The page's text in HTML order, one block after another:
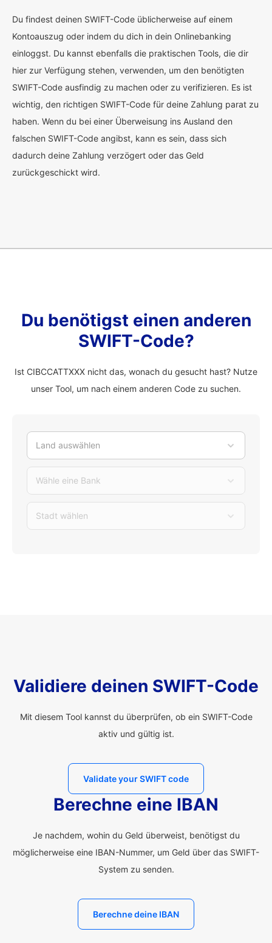
Du findest deinen SWIFT-Code üblicherweise auf einem
Kontoauszug oder indem du dich in dein Onlinebanking
einloggst. Du kannst ebenfalls die praktischen Tools, die dir
hier zur Verfügung stehen, verwenden, um den benötigten
SWIFT-Code ausfindig zu machen oder zu verifizieren. Es ist
wichtig, den richtigen SWIFT-Code für deine Zahlung parat zu
haben. Wenn du bei einer Überweisung ins Ausland den
falschen SWIFT-Code angibst, kann es sein, dass sich
dadurch deine Zahlung verzögert oder das Geld
zurückgeschickt wird.
Du benötigst einen anderen
SWIFT-Code?
Ist CIBCCATTXXX nicht das, wonach du gesucht hast? Nutze
unser Tool, um nach einem anderen Code zu suchen.
Land auswählen
Wähle eine Bank
Stadt wählen
Validiere deinen SWIFT-Code
Mit diesem Tool kannst du überprüfen, ob ein SWIFT-Code
aktiv und gültig ist.
Validate your SWIFT code
Berechne eine IBAN
Je nachdem, wohin du Geld überweist, benötigst du
möglicherweise eine IBAN-Nummer, um Geld über das SWIFT-
System zu senden.
Berechne deine IBAN